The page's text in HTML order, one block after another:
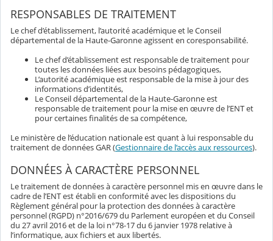
RESPONSABLES DE TRAITEMENT
Le chef d’établissement, l’autorité académique et le Conseil
départemental de la Haute-Garonne agissent en coresponsabilité.
Le chef d’établissement est responsable de traitement pour
toutes les données liées aux besoins pédagogiques,
L’autorité académique est responsable de la mise à jour des
informations d’identités,
Le Conseil départemental de la Haute-Garonne est
responsable de traitement pour la mise en œuvre de l’ENT et
pour certaines finalités de sa compétence,
Le ministère de l’éducation nationale est quant à lui responsable du
traitement de données GAR (Gestionnaire de l’accès aux ressources).
DONNÉES À CARACTÈRE PERSONNEL
Le traitement de données à caractère personnel mis en œuvre dans le
cadre de l’ENT est établi en conformité avec les dispositions du
Règlement général pour la protection des données à caractère
personnel (RGPD) n°2016/679 du Parlement européen et du Conseil
du 27 avril 2016 et de la loi n°78-17 du 6 janvier 1978 relative à
l’informatique, aux fichiers et aux libertés.